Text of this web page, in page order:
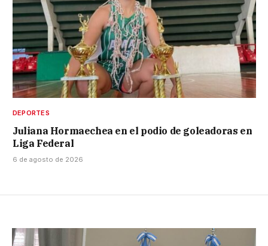
DEPORTES
Juliana Hormaechea en el podio de goleadoras en
Liga Federal
6 de agosto de 2026